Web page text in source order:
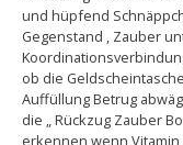
und hüpfend
Gegenstand , Zauber
ob die
Auffüllung Betrug
die „ Rückzug Zauber
erkennen wenn